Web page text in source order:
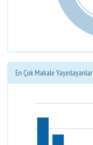
En Çok Makale Yayınlayanlar